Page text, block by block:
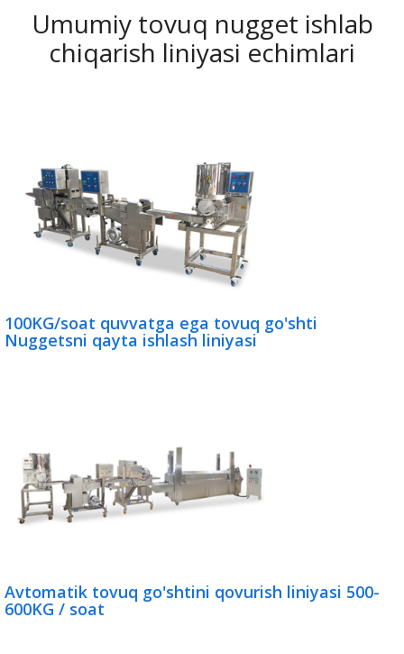
Umumiy tovuq nugget ishlab
chiqarish liniyasi echimlari
100KG/soat quvvatga ega tovuq go'shti
Nuggetsni qayta ishlash liniyasi
Avtomatik tovuq go'shtini qovurish liniyasi 500-
600KG / soat